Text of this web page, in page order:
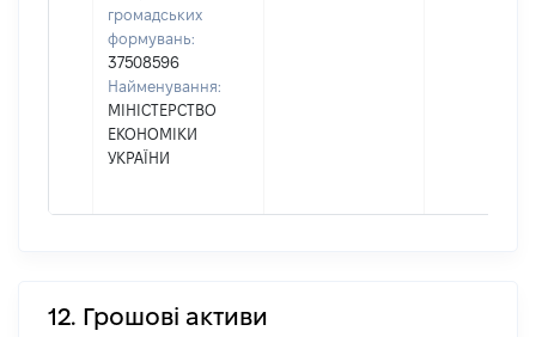
громадських
формувань:
37508596
Найменування:
МІНІСТЕРСТВО
ЕКОНОМІКИ
УКРАЇНИ
12. Грошові активи